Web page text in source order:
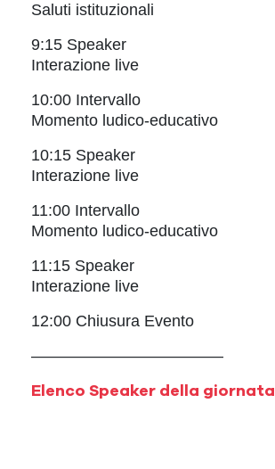
Saluti istituzionali
9:15 Speaker
Interazione live
10:00 Intervallo
Momento ludico-educativo
10:15 Speaker
Interazione live
11:00 Intervallo
Momento ludico-educativo
11:15 Speaker
Interazione live
12:00 Chiusura Evento
————————————
Elenco Speaker della giornata